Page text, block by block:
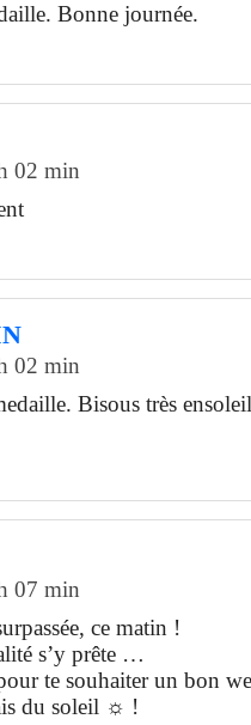
Bonne journée.
02 min
02 min
Bisous très
07 min
ce matin !
s’y prête …
te souhaiter un bon
du soleil ☼ !